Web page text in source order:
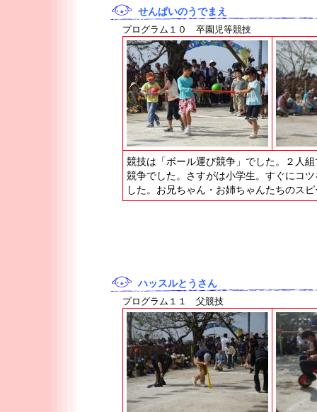
せんぱいのうでまえ
プログラム１０ 卒園児等競技
競技は「ボール運び競争」でした。２人
競争でした。さすがは小学生。すぐにコ
した。お兄ちゃん・お姉ちゃんたちのス
ハッスルとうさん
プログラム１１ 父競技